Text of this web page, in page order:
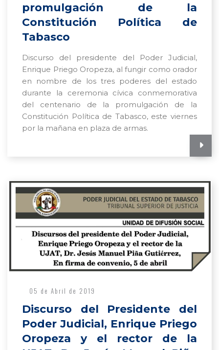
promulgación de la
Constitución Política de
Tabasco
Discurso del presidente del Poder Judicial,
Enrique Priego Oropeza, al fungir como orador
en nombre de los tres poderes del estado
durante la ceremonia cívica conmemorativa
del centenario de la promulgación de la
Constitución Política de Tabasco, este viernes
por la mañana en plaza de armas.
05 de Abril de 2019
Discurso del Presidente del
Poder Judicial, Enrique Priego
Oropeza y el rector de la